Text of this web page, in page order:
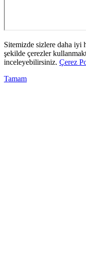
Sitemizde sizlere daha
şekilde çerezler
inceleyebilirsiniz. Çerez
Tamam